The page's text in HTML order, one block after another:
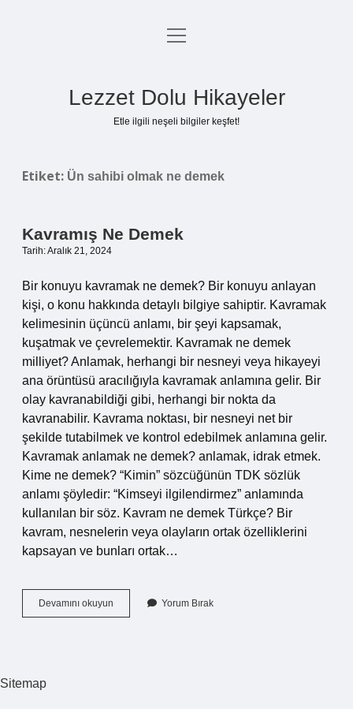
Anasayfa
menüyü
Lezzet Dolu Hikayeler
Etle ilgili neşeli bilgiler keşfet!
Etiket: Ün sahibi olmak ne demek
Kavramış Ne Demek
Tarih: Aralık 21, 2024
Bir konuyu kavramak ne demek? Bir konuyu anlayan
kişi, o konu hakkında detaylı bilgiye sahiptir. Kavramak
kelimesinin üçüncü anlamı, bir şeyi kapsamak,
kuşatmak ve çevrelemektir. Kavramak ne demek
milliyet? Anlamak, herhangi bir nesneyi veya hikayeyi
ana örüntüsü aracılığıyla kavramak anlamına gelir. Bir
olay kavranabildiği gibi, herhangi bir nokta da
kavranabilir. Kavrama noktası, bir nesneyi net bir
şekilde tutabilmek ve kontrol edebilmek anlamına gelir.
Kavramak anlamak ne demek? anlamak, idrak etmek.
Kime ne demek? “Kimin” sözcüğünün TDK sözlük
anlamı şöyledir: “Kimseyi ilgilendirmez” anlamında
kullanılan bir söz. Kavram ne demek Türkçe? Bir
kavram, nesnelerin veya olayların ortak özelliklerini
kapsayan ve bunları ortak…
Devamını okuyun Kavramış
Ne
Yorum Bırak
Sitemap